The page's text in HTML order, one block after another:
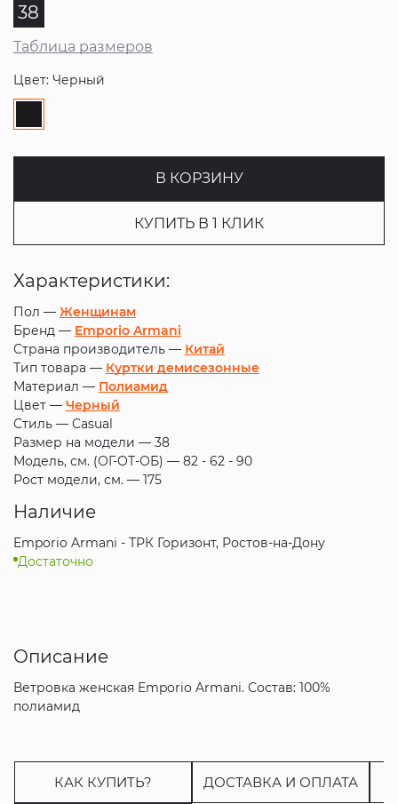
38
Таблица размеров
Цвет: Черный
В КОРЗИНУ
КУПИТЬ В 1 КЛИК
Характеристики:
Пол — Женщинам
Бренд — Emporio Armani
Страна производитель — Китай
Тип товара — Куртки демисезонные
Материал — Полиамид
Цвет — Черный
Стиль — Casual
Размер на модели — 38
Модель, см. (ОГ-ОТ-ОБ) — 82 - 62 - 90
Рост модели, см. — 175
Наличие
Emporio Armani - ТРК Горизонт, Ростов-на-Дону
Достаточно
Описание
Ветровка женская Emporio Armani. Состав: 100%
полиамид
КАК КУПИТЬ? ДОСТАВКА И ОПЛАТА